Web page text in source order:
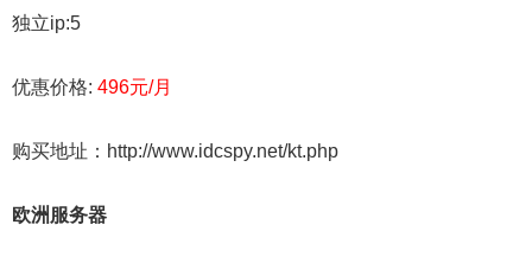
独立ip:5
优惠价格: 496元/月
购买地址：http://www.idcspy.net/kt.php
欧洲服务器